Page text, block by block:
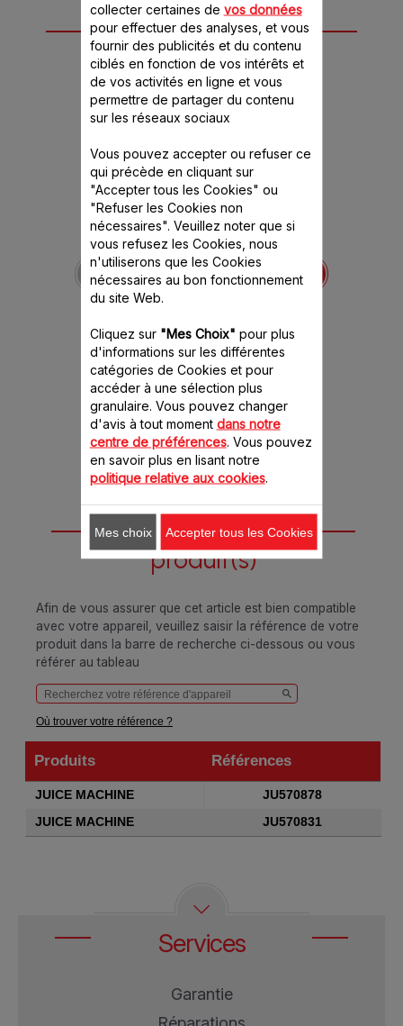
Autre(s) accessoire(s)
recommandé(s)
Poussoir grand
modèle SS-192278
Pour réaliser rapidement
vos préparations !
4.60 CHF
Ajouter au panier
Conçu pour 2
produit(s)
Afin de vous assurer que cet article est bien compatible
avec votre appareil, veuillez saisir la référence de votre
produit dans la barre de recherche ci-dessous ou vous
référer au tableau
Où trouver votre référence ?
Produits
Références
Produits
Références
JUICE MACHINE
JU570878
JUICE MACHINE
JU570831
Services
Garantie
collecter certaines de vos données
pour effectuer des analyses, et vous
fournir des publicités et du contenu
ciblés en fonction de vos intérêts et
de vos activités en ligne et vous
permettre de partager du contenu
sur les réseaux sociaux
Vous pouvez accepter ou refuser ce
qui précède en cliquant sur
"Accepter tous les Cookies" ou
"Refuser les Cookies non
nécessaires". Veuillez noter que si
vous refusez les Cookies, nous
n'utiliserons que les Cookies
nécessaires au bon fonctionnement
du site Web.
Cliquez sur "Mes Choix" pour plus
d'informations sur les différentes
catégories de Cookies et pour
accéder à une sélection plus
granulaire. Vous pouvez changer
d'avis à tout moment dans notre
centre de préférences. Vous pouvez
en savoir plus en lisant notre
politique relative aux cookies.
Mes choix Accepter tous les Cookies